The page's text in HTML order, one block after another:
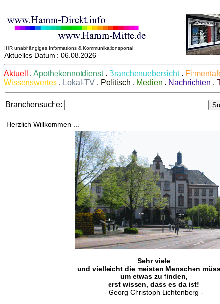
IHR unabhängiges Informations & Kommunikationsportal
Aktuelles Datum : 06.08.2026
Aktuell . Apothekennotdienst. Branchenuebersicht.
Wissenswertes . Lokal-TV . Politisch . Medien . Nachrichten .
Branchensuche:
Herzlich Willkommen ...
Sehr viele
und vielleicht die meisten Menschen
um etwas zu finden,
erst wissen, dass es da ist!
- Georg Christoph Lichtenberg -